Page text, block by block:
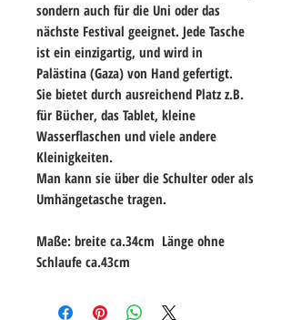
sondern auch für die Uni oder das
nächste Festival geeignet. Jede Tasche
ist ein einzigartig, und wird in
Palästina (Gaza) von Hand gefertigt.
Sie bietet durch ausreichend Platz z.B.
für Bücher, das Tablet, kleine
Wasserflaschen und viele andere
Kleinigkeiten.
Man kann sie über die Schulter oder als
Umhängetasche tragen.
Maße: breite ca.34cm Länge ohne
Schlaufe ca.43cm